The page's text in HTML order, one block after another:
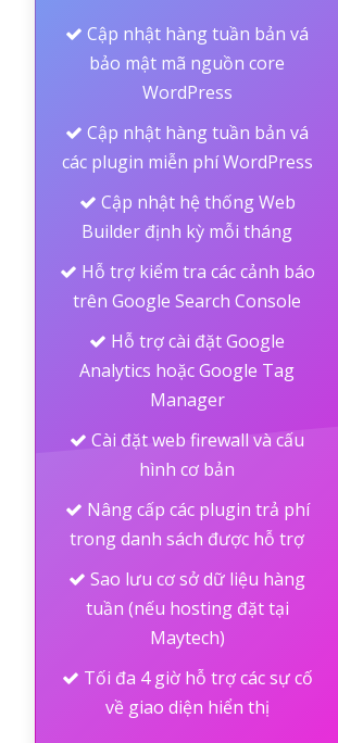
Cập nhật hàng tuần bản vá
bảo mật mã nguồn core
WordPress
Cập nhật hàng tuần bản vá
các plugin miễn phí WordPress
Cập nhật hệ thống Web
Builder định kỳ mỗi tháng
Hỗ trợ kiểm tra các cảnh báo
trên Google Search Console
Hỗ trợ cài đặt Google
Analytics hoặc Google Tag
Manager
Cài đặt web firewall và cấu
hình cơ bản
Nâng cấp các plugin trả phí
trong danh sách được hỗ trợ
Sao lưu cơ sở dữ liệu hàng
tuần (nếu hosting đặt tại
Maytech)
Tối đa 4 giờ hỗ trợ các sự cố
về giao diện hiển thị